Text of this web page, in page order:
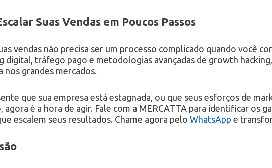
Suas Vendas em Poucos Passos
vendas não precisa ser um processo complicado quando você
digital, tráfego pago e metodologias avançadas de growth
nos grandes mercados.
que sua empresa está estagnada, ou que seus esforços de
agora é a hora de agir. Fale com a MERCATTA para identificar os
escalem seus resultados. Chame agora peloWhatsApp e